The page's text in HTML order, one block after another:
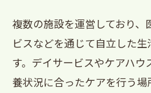
複数の施設を運営しており
ビスなどを通じて自立した
す。デイサービスやケアハ
養状況に合ったケアを行う